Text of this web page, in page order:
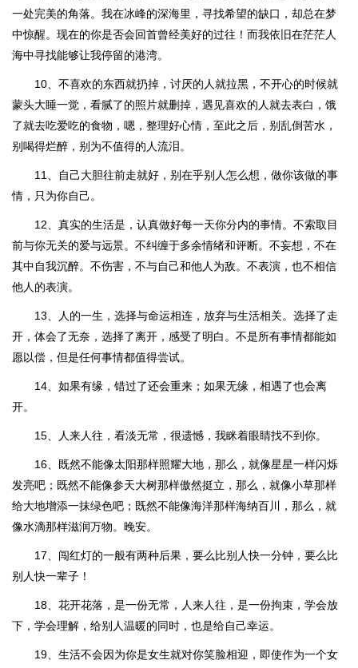
一处完美的角落。我在冰峰的深海里，寻找希望的缺口，却总在梦
中惊醒。现在的你是否会回首曾经美好的过往！而我依旧在茫茫人
海中寻找能够让我停留的港湾。
10、不喜欢的东西就扔掉，讨厌的人就拉黑，不开心的时候就
蒙头大睡一觉，看腻了的照片就删掉，遇见喜欢的人就去表白，饿
了就去吃爱吃的食物，嗯，整理好心情，至此之后，别乱倒苦水，
别喝得烂醉，别为不值得的人流泪。
11、自己大胆往前走就好，别在乎别人怎么想，做你该做的事
情，只为你自己。
12、真实的生活是，认真做好每一天你分内的事情。不索取目
前与你无关的爱与远景。不纠缠于多余情绪和评断。不妄想，不在
其中自我沉醉。不伤害，不与自己和他人为敌。不表演，也不相信
他人的表演。
13、人的一生，选择与命运相连，放弃与生活相关。选择了走
开，体会了无奈，选择了离开，感受了明白。不是所有事情都能如
愿以偿，但是任何事情都值得尝试。
14、如果有缘，错过了还会重来；如果无缘，相遇了也会离
开。
15、人来人往，看淡无常，很遗憾，我眯着眼睛找不到你。
16、既然不能像太阳那样照耀大地，那么，就像星星一样闪烁
发亮吧；既然不能像参天大树那样傲然挺立，那么，就像小草那样
给大地增添一抹绿色吧；既然不能像海洋那样海纳百川，那么，就
像水滴那样滋润万物。晚安。
17、闯红灯的一般有两种后果，要么比别人快一分钟，要么比
别人快一辈子！
18、花开花落，是一份无常，人来人往，是一份拘束，学会放
下，学会理解，给别人温暖的同时，也是给自己幸运。
19、生活不会因为你是女生就对你笑脸相迎，即使作为一个女